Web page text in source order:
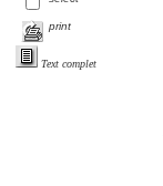
print
Text complet